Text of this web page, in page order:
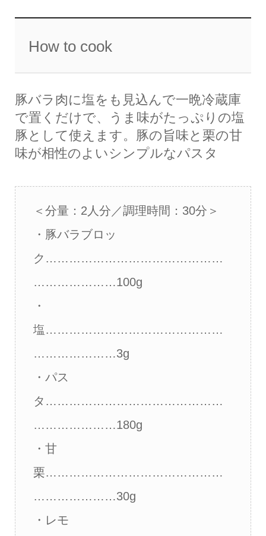
How to cook
豚バラ肉に塩をも見込んで一晩冷蔵庫
で置くだけで、うま味がたっぷりの塩
豚として使えます。豚の旨味と栗の甘
味が相性のよいシンプルなパスタ
＜分量：2人分／調理時間：30分＞
・豚バラブロッ
ク………………………………………
…………………100g
・
塩………………………………………
…………………3g
・パス
タ………………………………………
…………………180g
・甘
栗………………………………………
…………………30g
・レモ